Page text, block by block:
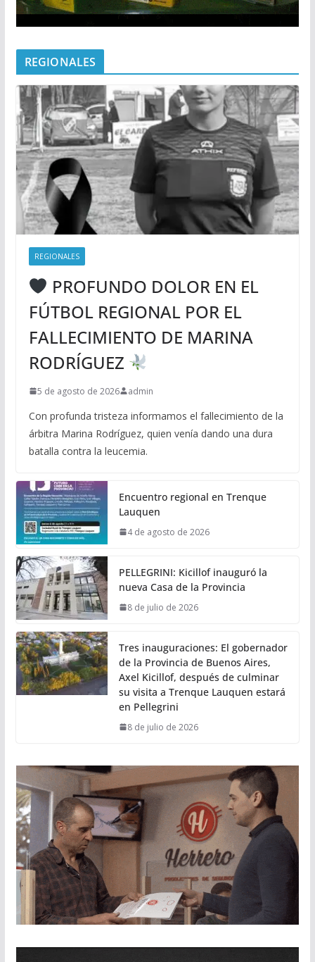
REGIONALES
REGIONALES
PROFUNDO DOLOR EN EL
FÚTBOL REGIONAL POR EL
FALLECIMIENTO DE MARINA
RODRÍGUEZ
5 de agosto de 2026 admin
Con profunda tristeza informamos el fallecimiento de la
árbitra Marina Rodríguez, quien venía dando una dura
batalla contra la leucemia.
Encuentro regional en Trenque
Lauquen
4 de agosto de 2026
PELLEGRINI: Kicillof inauguró la
nueva Casa de la Provincia
8 de julio de 2026
Tres inauguraciones: El gobernador
de la Provincia de Buenos Aires,
Axel Kicillof, después de culminar
su visita a Trenque Lauquen estará
en Pellegrini
8 de julio de 2026